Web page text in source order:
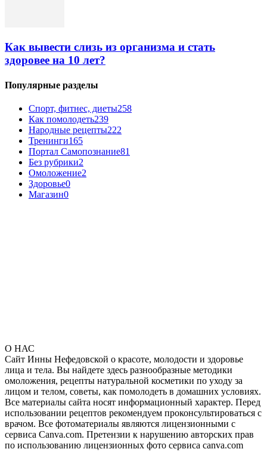
Как вывести слизь из организма и стать
здоровее на 10 лет?
Популярные разделы
Спорт, фитнес, диеты258
Как помолодеть239
Народные рецепты222
Тренинги165
Портал Самопознание81
Без рубрики2
Омоложение2
Здоровье0
Магазин0
О НАС
Сайт Инны Нефедовской о красоте, молодости и здоровье
лица и тела. Вы найдете здесь разнообразные методики
омоложения, рецепты натуральной косметики по уходу за
лицом и телом, советы, как помолодеть в домашних условиях.
Все материалы сайта носят информационный характер. Перед
использовании рецептов рекомендуем проконсультироваться с
врачом. Все фотоматериалы являются лицензионными с
сервиса Canva.com. Претензии к нарушению авторских прав
по использованию лицензионных фото сервиса canva.com